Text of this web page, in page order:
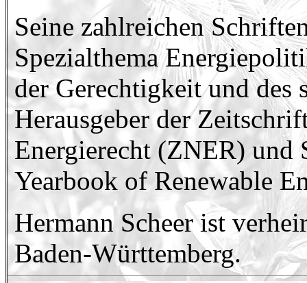
Seine zahlreichen
Spezialthema
der Gerechtigkeit und des
Herausgeber der
Energierecht (ZNER) und
Yearbook of Renewable
Hermann Scheer ist
Baden-Württemberg.